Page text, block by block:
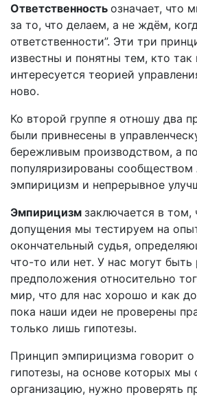
Ответственность означает, что
за то, что делаем, а не ждём,
ответственности”. Эти три
известны и понятны тем, кто так
интересуется теорией
ново.
Ко второй группе я отношу два
были привнесены в
бережливым производством, а
популяризированы сообществом
эмпирицизм и непрерывное
Эмпирицизм заключается в том,
допущения мы тестируем на
окончательный судья,
что-то или нет. У нас могут
предположения относительно
мир, что для нас хорошо и как
пока наши идеи не проверены
только лишь гипотезы.
Принцип эмпирицизма говорит о
гипотезы, на основе которых
организацию, нужно проверять